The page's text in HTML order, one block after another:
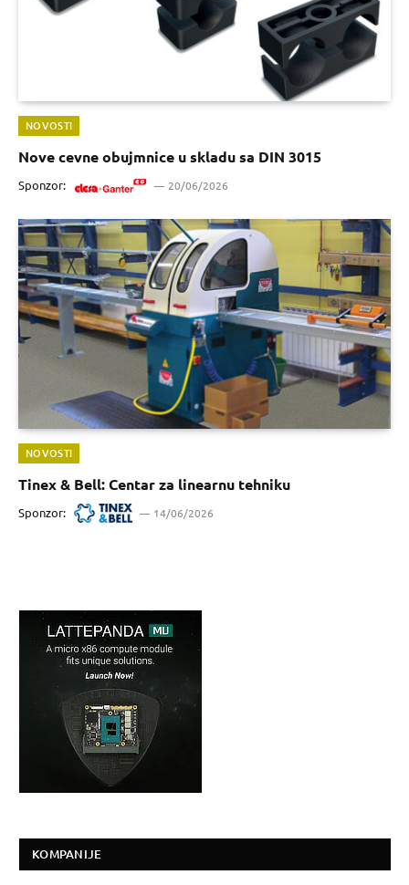
NOVOSTI
Nove cevne obujmnice u skladu sa DIN 3015
Sponzor: 20/06/2026
NOVOSTI
Tinex & Bell: Centar za linearnu tehniku
Sponzor: 14/06/2026
KOMPANIJE